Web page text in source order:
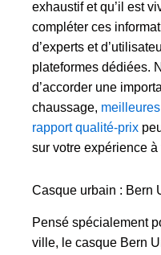
exhaustif et qu’il est
compléter ces
d’experts et
plateformes dédiées.
d’accorder une
chaussage,
rapport qualité-prix
sur votre expérience à
Casque urbain : Bern
Pensé spécialement
ville, le casque Bern